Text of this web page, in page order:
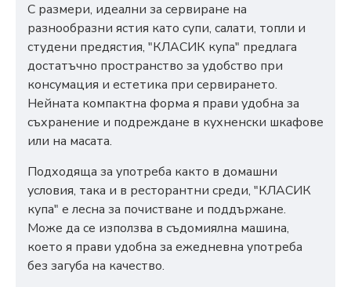
С размери, идеални за сервиране на
разнообразни ястия като супи, салати, топли и
студени предястия, "КЛАСИК купа" предлага
достатъчно пространство за удобство при
консумация и естетика при сервирането.
Нейната компактна форма я прави удобна за
съхранение и подреждане в кухненски шкафове
или на масата.
Подходяща за употреба както в домашни
условия, така и в ресторантни среди, "КЛАСИК
купа" е лесна за почистване и поддържане.
Може да се използва в съдомиялна машина,
което я прави удобна за ежедневна употреба
без загуба на качество.